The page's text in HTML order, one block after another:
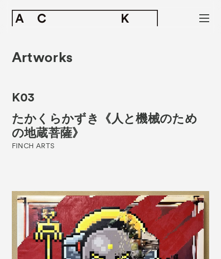
News お知らせ
Exhibitors 出展ギャラリー一覧
Artworks
K03
たかくらかずき《人と機械のため
の地蔵菩薩》
FINCH ARTS